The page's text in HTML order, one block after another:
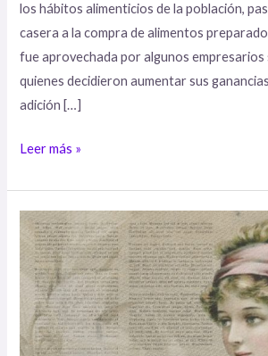
los hábitos alimenticios de la población,
casera a la compra de alimentos
fue aprovechada por algunos empresarios
quienes decidieron aumentar sus
adición […]
Leer más »
Damas
victorianas:
Trucos
belleza
extremos